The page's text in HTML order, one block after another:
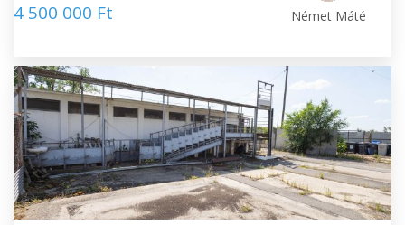
4 500 000 Ft Német Máté